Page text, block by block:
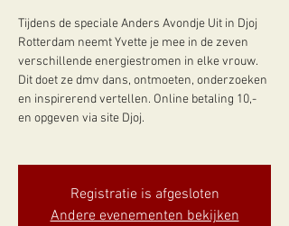
Tijdens de speciale Anders Avondje Uit in Djoj
Rotterdam neemt Yvette je mee in de zeven
verschillende energiestromen in elke vrouw.
Dit doet ze dmv dans, ontmoeten, onderzoeken
en inspirerend vertellen. Online betaling 10,-
en opgeven via site Djoj.
Registratie is afgesloten
Andere evenementen bekijken